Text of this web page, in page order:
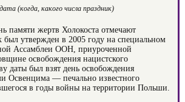
(когда, какого числа праздник)
памяти жертв Холокоста отмечают
был утвержден в 2005 году на специальном
Ассамблеи ООН, приуроченной
освобождения нацистского
даты был взят день освобождения
Освенцима — печально известного
в годы войны на территории Польши.